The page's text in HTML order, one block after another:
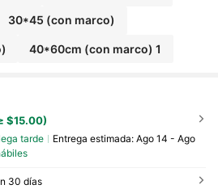
30*45 (con marco)
40*60cm (con marco) 1
$15.00)
tarde Entrega estimada: Ago 14 - Ago
30 días